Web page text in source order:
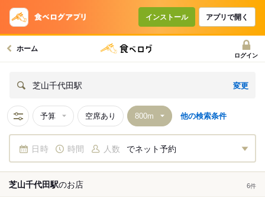
インストール アプリで開く
ホーム
ログイン
芝山千代田駅 変更
予算 空席あり 他の検索条件
日時 時間 人数 でネット予約
芝山千代田駅のお店 6件